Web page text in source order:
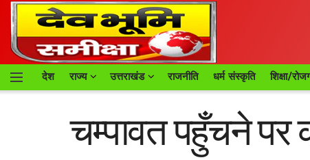
देश राज्य उत्तराखंड राजनीति धर्म संस्कृति शिक्षा/
चम्पावत पहुँचने पर